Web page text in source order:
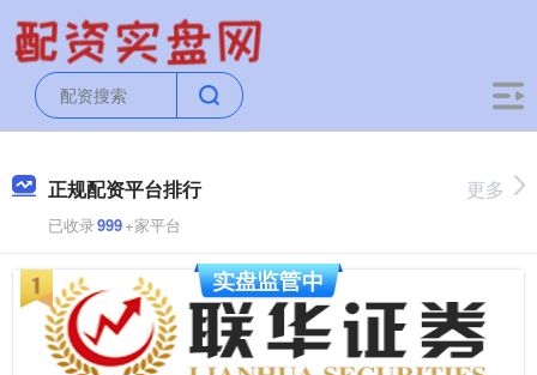
正规配资平台排行
已收录999+家平台
更多